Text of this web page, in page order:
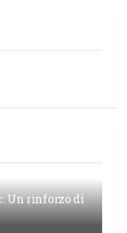
Un rinforzo di